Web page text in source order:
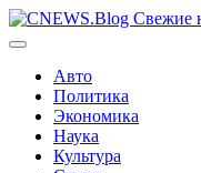
Перейти
к
Авто
Политика
Экономика
Наука
Культура